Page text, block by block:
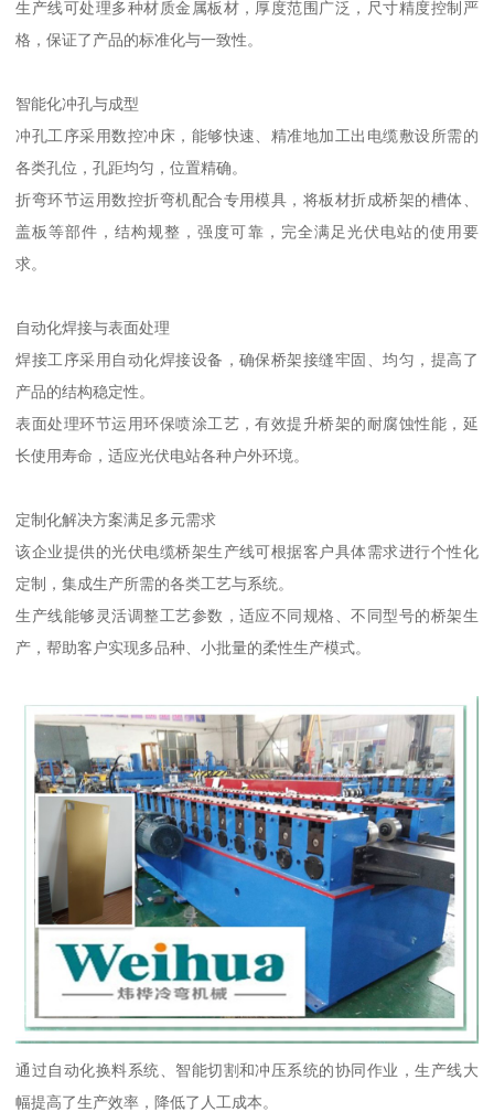
生产线可处理多种材质金属板材，厚度范围广泛，尺寸精度控制严
格，保证了产品的标准化与一致性。
智能化冲孔与成型
冲孔工序采用数控冲床，能够快速、精准地加工出电缆敷设所需的
各类孔位，孔距均匀，位置精确。
折弯环节运用数控折弯机配合专用模具，将板材折成桥架的槽体、
盖板等部件，结构规整，强度可靠，完全满足光伏电站的使用要
求。
自动化焊接与表面处理
焊接工序采用自动化焊接设备，确保桥架接缝牢固、均匀，提高了
产品的结构稳定性。
表面处理环节运用环保喷涂工艺，有效提升桥架的耐腐蚀性能，延
长使用寿命，适应光伏电站各种户外环境。
定制化解决方案满足多元需求
该企业提供的光伏电缆桥架生产线可根据客户具体需求进行个性化
定制，集成生产所需的各类工艺与系统。
生产线能够灵活调整工艺参数，适应不同规格、不同型号的桥架生
产，帮助客户实现多品种、小批量的柔性生产模式。
通过自动化换料系统、智能切割和冲压系统的协同作业，生产线大
幅提高了生产效率，降低了人工成本。